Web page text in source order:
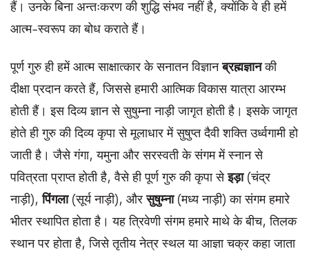
हैं। उनके बिना अन्तःकरण की शुद्धि संभव नहीं है, क्योंकि वे ही हमें
आत्म-स्वरूप का बोध कराते हैं।
पूर्ण गुरु ही हमें आत्म साक्षात्कार के सनातन विज्ञानब्रह्मज्ञानकी
दीक्षा प्रदान करते हैं, जिससे हमारी आत्मिक विकास यात्रा आरम्भ
होती हैं। इस दिव्य ज्ञान से सुषुम्ना नाड़ी जागृत होती है। इसके जागृत
होते ही गुरु की दिव्य कृपा से मूलाधार में सुषुप्त दैवी शक्ति उर्ध्वगामी हो
जाती है। जैसे गंगा, यमुना और सरस्वती के संगम में स्नान से
पवित्रता प्राप्त होती है, वैसे ही पूर्ण गुरु की कृपा सेइड़ा(चंद्र
नाड़ी),पिंगला(सूर्य नाड़ी), औरसुषुम्ना(मध्य नाड़ी) का संगम हमारे
भीतर स्थापित होता है। यह त्रिवेणी संगम हमारे माथे के बीच, तिलक
स्थान पर होता है, जिसे तृतीय नेत्र स्थल या आज्ञा चक्र कहा जाता